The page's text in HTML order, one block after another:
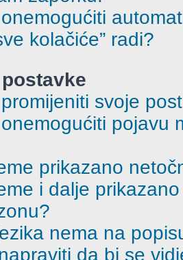
kolačiće” radi?
svoje
pojavu
prikazano
i dalje
nema na
da bi se